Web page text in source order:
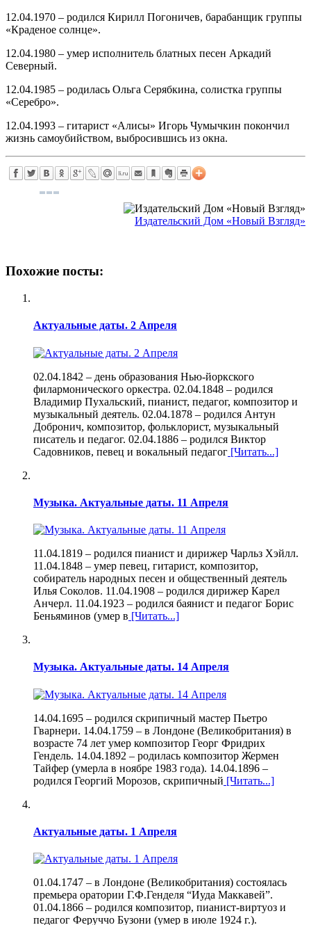
12.04.1970 – родился Кирилл Погоничев, барабанщик группы
«Краденое солнце».
12.04.1980 – умер исполнитель блатных песен Аркадий
Северный.
12.04.1985 – родилась Ольга Серябкина, солистка группы
«Серебро».
12.04.1993 – гитарист «Алисы» Игорь Чумычкин покончил
жизнь самоубийством, выбросившись из окна.
Издательский Дом «Новый Взгляд»
Похожие посты:
Актуальные даты. 2 Апреля
02.04.1842 – день образования Нью-йоркского
филармонического оркестра. 02.04.1848 – родился
Владимир Пухальский, пианист, педагог, композитор и
музыкальный деятель. 02.04.1878 – родился Антун
Добронич, композитор, фольклорист, музыкальный
писатель и педагог. 02.04.1886 – родился Виктор
Садовников, певец и вокальный педагог [Читать...]
Музыка. Актуальные даты. 11 Апреля
11.04.1819 – родился пианист и дирижер Чарльз Хэйлл.
11.04.1848 – умер певец, гитарист, композитор,
собиратель народных песен и общественный деятель
Илья Соколов. 11.04.1908 – родился дирижер Карел
Анчерл. 11.04.1923 – родился баянист и педагог Борис
Беньяминов (умер в [Читать...]
Музыка. Актуальные даты. 14 Апреля
14.04.1695 – родился скрипичный мастер Пьетро
Гварнери. 14.04.1759 – в Лондоне (Великобритания) в
возрасте 74 лет умер композитор Георг Фридрих
Гендель. 14.04.1892 – родилась композитор Жермен
Тайфер (умерла в ноябре 1983 года). 14.04.1896 –
родился Георгий Морозов, скрипичный [Читать...]
Актуальные даты. 1 Апреля
01.04.1747 – в Лондоне (Великобритания) состоялась
премьера оратории Г.Ф.Генделя “Иуда Маккавей”.
01.04.1866 – родился композитор, пианист-виртуоз и
педагог Феруччо Бузони (умер в июле 1924 г.).